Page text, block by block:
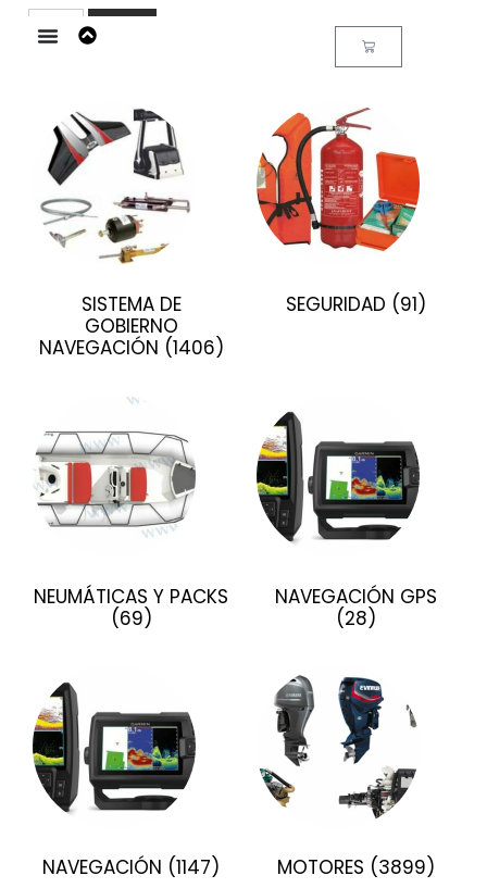
Buscar
SISTEMA DE
GOBIERNO
NAVEGACIÓN (1406)
SEGURIDAD (91)
NEUMÁTICAS Y PACKS
(69)
NAVEGACIÓN GPS
(28)
NAVEGACIÓN (1147) MOTORES (3899)